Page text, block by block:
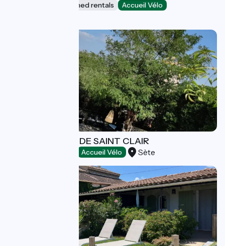
Lodgings and furnished rentals Accueil Vélo
LES TERRASSES DE SAINT CLAIR
Accueil Vélo Sète